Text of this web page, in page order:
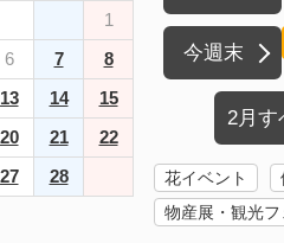
1
6 7
8
13 14
15
20 21
22
27 28
今週末
2月す
花イベント
物産展・観光フ